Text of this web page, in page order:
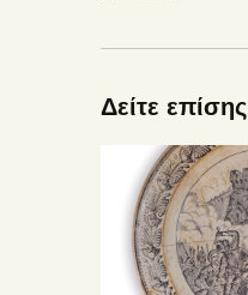
Δείτε επίσης